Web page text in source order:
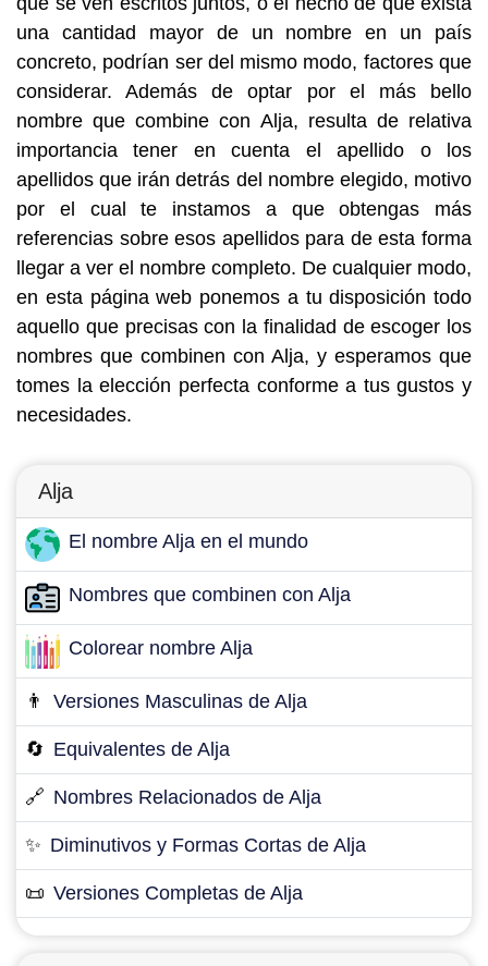
una cantidad mayor de un nombre en un país
concreto, podrían ser del mismo modo, factores que
considerar. Además de optar por el más bello
nombre que combine con Alja, resulta de relativa
importancia tener en cuenta el apellido o los
apellidos que irán detrás del nombre elegido, motivo
por el cual te instamos a que obtengas más
referencias sobre esos apellidos para de esta forma
llegar a ver el nombre completo. De cualquier modo,
en esta página web ponemos a tu disposición todo
aquello que precisas con la finalidad de escoger los
nombres que combinen con Alja, y esperamos que
tomes la elección perfecta conforme a tus gustos y
necesidades.
Alja
El nombre Alja en el mundo
Nombres que combinen con Alja
Colorear nombre Alja
👨 Versiones Masculinas de Alja
🔄 Equivalentes de Alja
🔗 Nombres Relacionados de Alja
✨ Diminutivos y Formas Cortas de Alja
📜 Versiones Completas de Alja